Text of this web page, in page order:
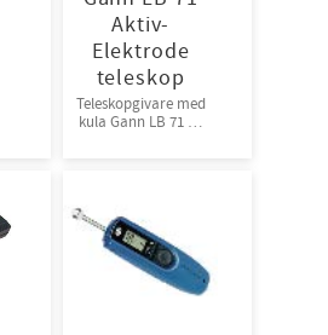
Aktiv-
Elektrode
teleskop
Teleskopgivare med
kula Gann LB 71 till